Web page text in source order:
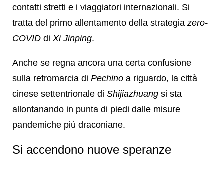
contatti stretti e i viaggiatori internazionali. Si
tratta del primo allentamento della strategia zero-
COVID di Xi Jinping.
Anche se regna ancora una certa confusione
sulla retromarcia di Pechino a riguardo, la città
cinese settentrionale di Shijiazhuang si sta
allontanando in punta di piedi dalle misure
pandemiche più draconiane.
Si accendono nuove speranze